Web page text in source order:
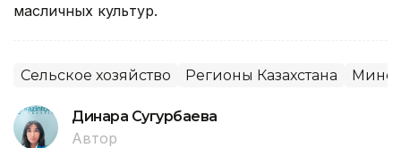
масличных культур.
Сельское хозяйство Регионы Казахстана
Динара Сугурбаева
Автор